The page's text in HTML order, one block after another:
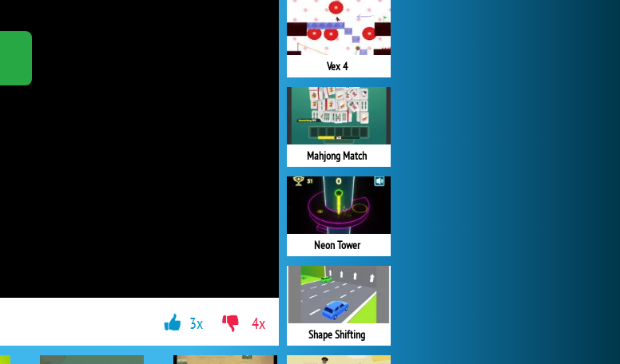
Vex 4
Mahjong Match
Neon Tower
Shape Shifting
3x 4x